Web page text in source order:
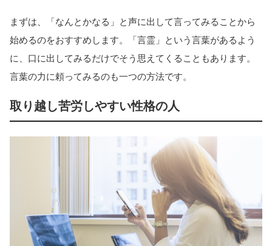
まずは、「なんとかなる」と声に出して言ってみることから
始めるのをおすすめします。「言霊」という言葉があるよう
に、口に出してみるだけでそう思えてくることもあります。
言葉の力に頼ってみるのも一つの方法です。
取り越し苦労しやすい性格の人